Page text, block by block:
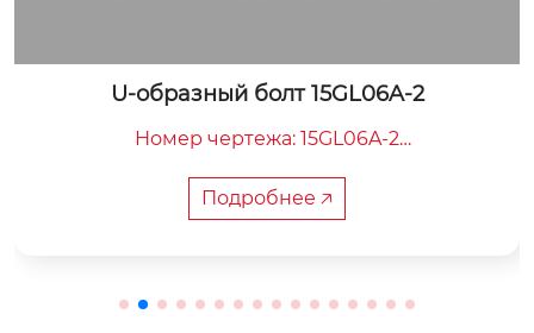
U-образный болт 15GL06A-2
Номер чертежа: 15GL06A-2
Внутренняя ширина: 130 мм
Вес: 1.4 кг
Подробнее 🡥